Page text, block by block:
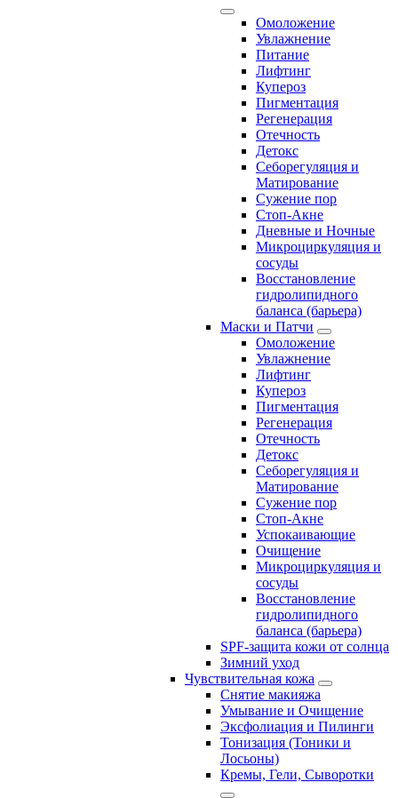
Омоложение
Увлажнение
Питание
Лифтинг
Купероз
Пигментация
Регенерация
Отечность
Детокс
Себорегуляция и
Матирование
Сужение пор
Стоп-Акне
Дневные и Ночные
Микроциркуляция и
сосуды
Восстановление
гидролипидного
баланса (барьера)
Маски и Патчи
Омоложение
Увлажнение
Лифтинг
Купероз
Пигментация
Регенерация
Отечность
Детокс
Себорегуляция и
Матирование
Сужение пор
Стоп-Акне
Успокаивающие
Очищение
Микроциркуляция и
сосуды
Восстановление
гидролипидного
баланса (барьера)
SPF-защита кожи от солнца
Зимний уход
Чувствительная кожа
Снятие макияжа
Умывание и Очищение
Эксфолиация и Пилинги
Тонизация (Тоники и
Лосьоны)
Кремы, Гели, Сыворотки